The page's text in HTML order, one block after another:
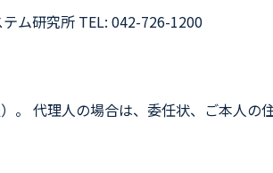
ム研究所 TEL: 042-726-1200
代理人の場合は、委任状、ご本人の